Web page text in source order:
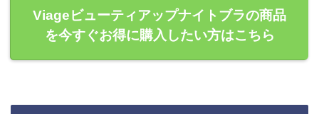
Viageビューティアップナイトブラの商品
を今すぐお得に購入したい方はこちら